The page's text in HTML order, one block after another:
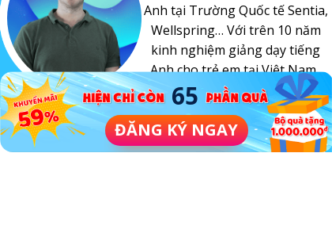
65
ĐĂNG KÝ NGAY
Anh tại Trường Quốc tế Sentia,
Wellspring… Với trên 10 năm
kinh nghiệm giảng dạy tiếng
Anh cho trẻ em tại Việt Nam.
Cô Jessica Miller